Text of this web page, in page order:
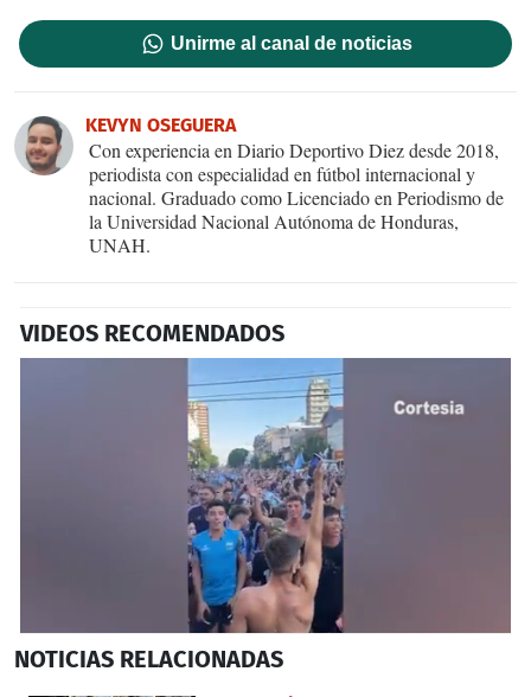
Unirme al canal de noticias
KEVYN OSEGUERA
Con experiencia en Diario Deportivo Diez desde 2018,
periodista con especialidad en fútbol internacional y
nacional. Graduado como Licenciado en Periodismo de
la Universidad Nacional Autónoma de Honduras,
UNAH.
VIDEOS RECOMENDADOS
seconds
NOTICIAS RELACIONADAS